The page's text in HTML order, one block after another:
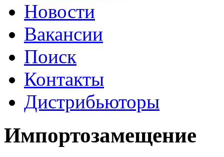
Новости
Вакансии
Поиск
Контакты
Дистрибьюторы
Импортозамещение